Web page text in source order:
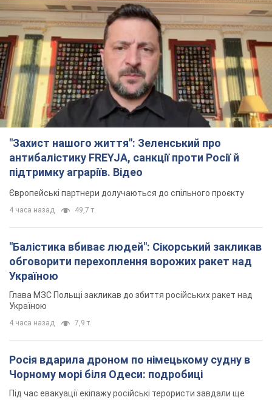
"Захист нашого життя": Зеленський про
антибалістику FREYJA, санкції проти Росії й
підтримку аграріїв. Відео
Європейські партнери долучаються до спільного проєкту
4 часа назад 49,7 т.
"Балістика вбиває людей": Сікорський закликав
обговорити перехоплення ворожих ракет над
Україною
Глава МЗС Польщі закликав до збиття російських ракет над
Україною
4 часа назад 7,9 т.
Росія вдарила дроном по німецькому судну в
Чорному морі біля Одеси: подробиці
Під час евакуації екіпажу російські терористи завдали ще